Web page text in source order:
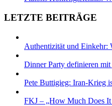
LETZTE BEITRÄGE
Authentizität und Einkehr:
Dinner Party definieren mit
Pete Buttigieg: Iran-Krieg
FKJ – „How Much Does It